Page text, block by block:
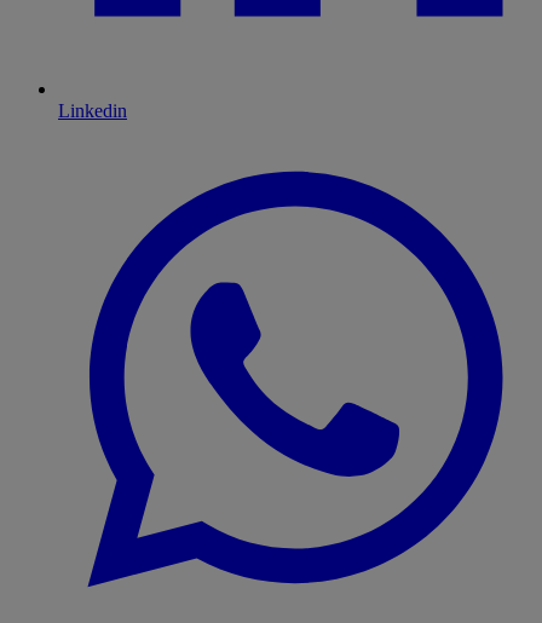
Linkedin